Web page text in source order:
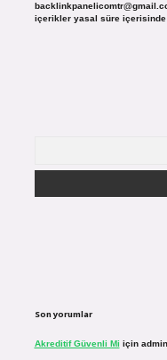
içerikler yasal süre içerisinde
Son yorumlar
Akreditif Güvenli Mi için admin